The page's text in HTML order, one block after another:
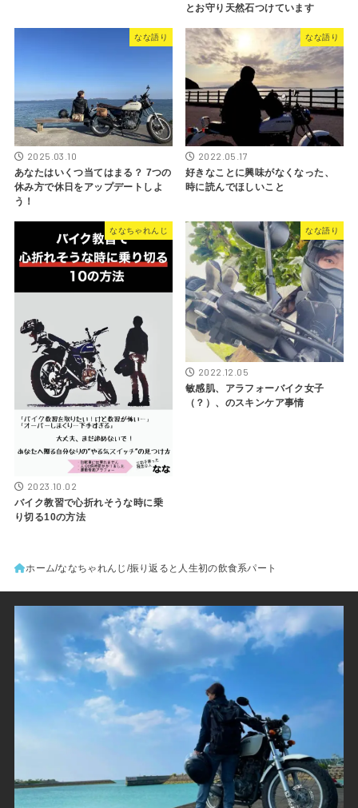
とお守り天然石つけています
なな語り
2025.03.10
あなたはいくつ当てはまる？ 7つの
休み方で休日をアップデートしよ
う！
なな語り
2022.05.17
好きなことに興味がなくなった、
時に読んでほしいこと
ななちゃれんじ
2023.10.02
バイク教習で心折れそうな時に乗
り切る10の方法
なな語り
2022.12.05
敏感肌、アラフォーバイク女子
（？）、のスキンケア事情
ホーム ななちゃれんじ 振り返ると人生初の飲食系パート